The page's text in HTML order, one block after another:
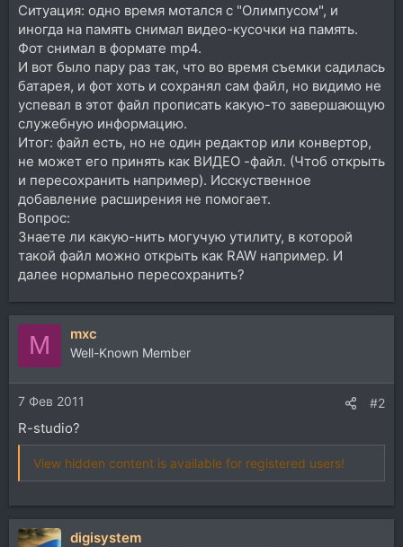
Ситуация: одно время мотался с "Олимпусом", и
иногда на память снимал видео-кусочки на память.
Фот снимал в формате mp4.
И вот было пару раз так, что во время съемки садилась
батарея, и фот хоть и сохранял сам файл, но видимо не
успевал в этот файл прописать какую-то завершающую
служебную информацию.
Итог: файл есть, но не один редактор или конвертор,
не может его принять как ВИДЕО -файл. (Чтоб открыть
и пересохранить например). Исскуственное
добавление расширения не помогает.
Вопрос:
Знаете ли какую-нить могучую утилиту, в которой
такой файл можно открыть как RAW например. И
далее нормально пересохранить?
M mxc
Well-Known Member
7 Фев 2011 #2
R-studio?
View hidden content is available for registered users!
digisystem